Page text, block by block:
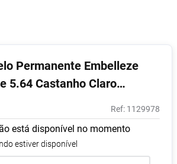
Permanente Embelleze
5.64 Castanho Claro
: 1129978
está disponível no momento
estiver disponível